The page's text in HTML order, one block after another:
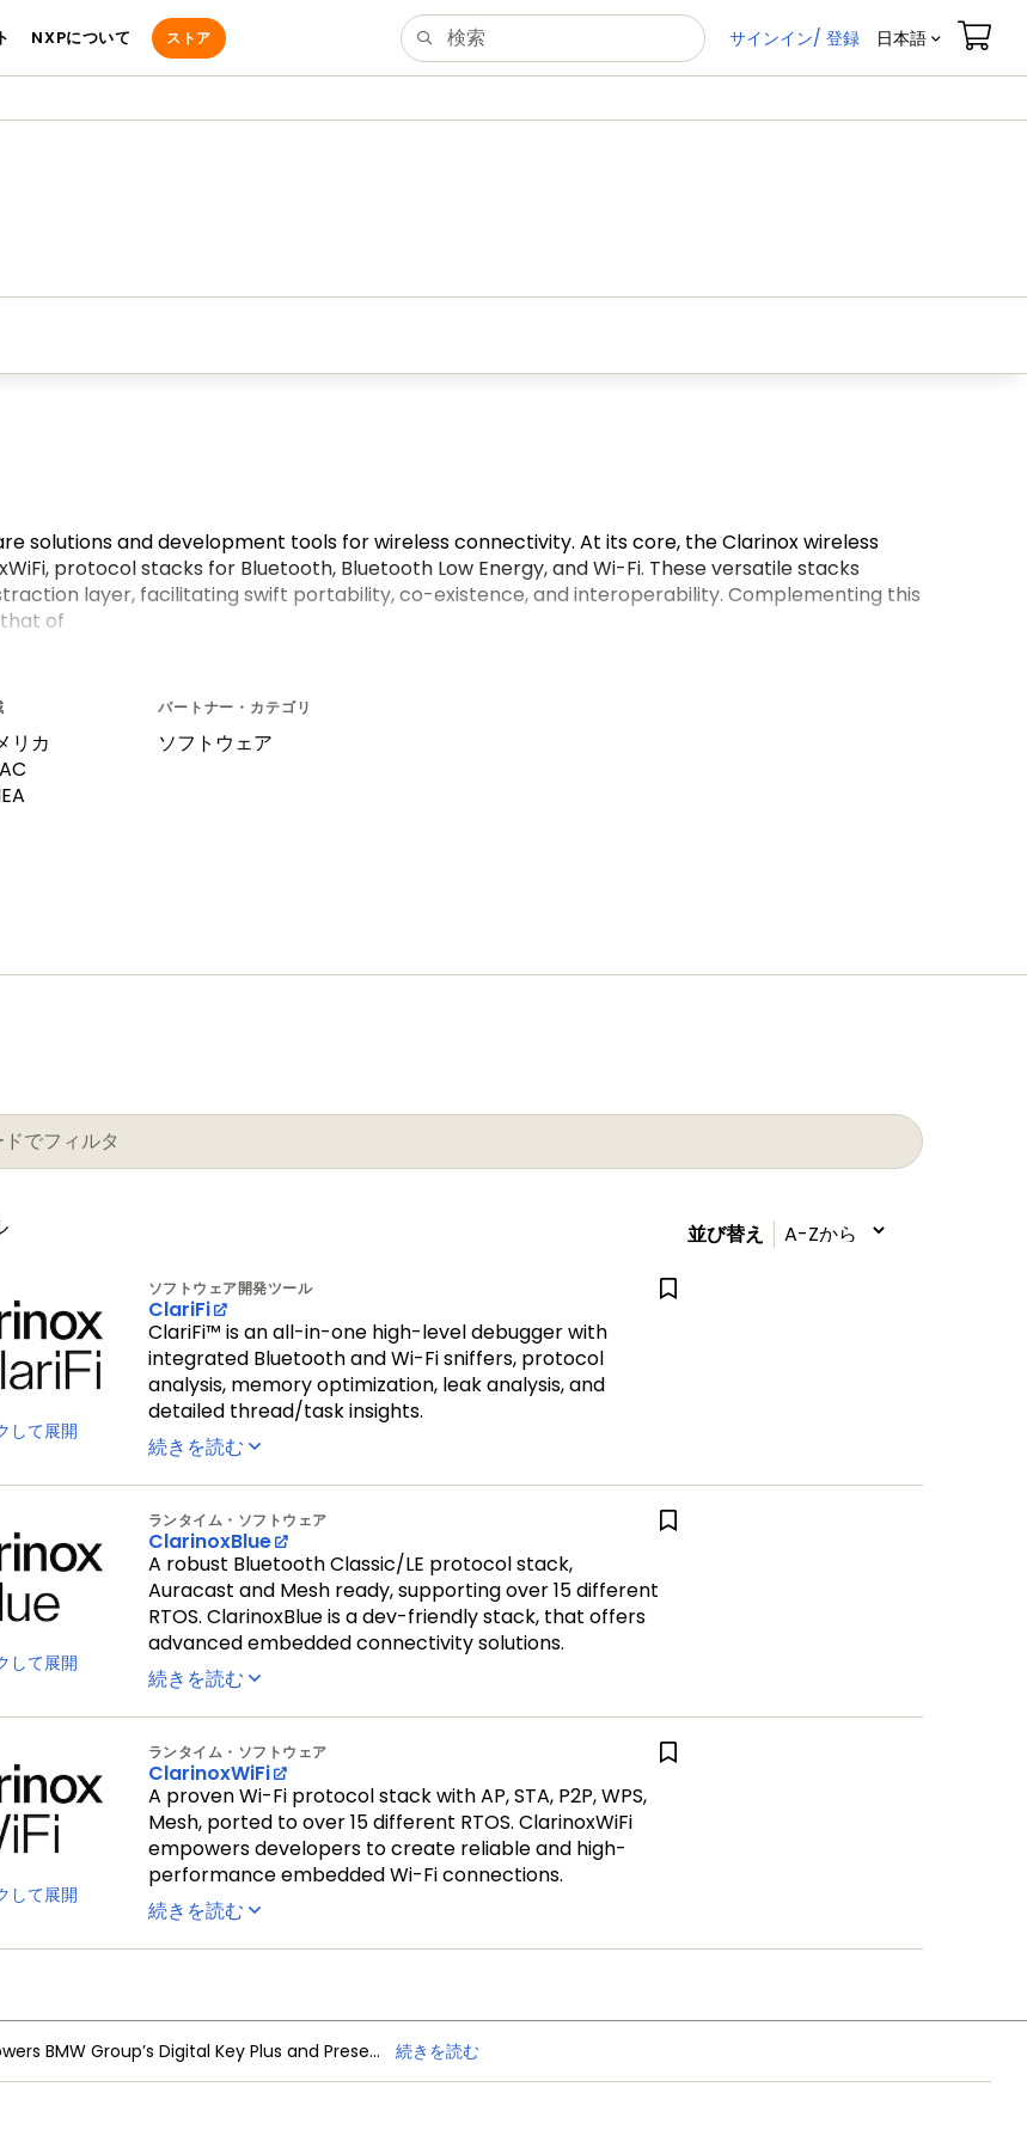
NXPについて ストア サインイン/ 登録 日本語
solutions and development tools for wireless connectivity. At its core, the Clarinox wireless
protocol stacks for Bluetooth, Bluetooth Low Energy, and Wi-Fi. These versatile stacks
layer, facilitating swift portability, co-existence, and interoperability. Complementing this
of
リカ
パートナー・カテゴリ
ソフトウェア
並び替え
して展開
ソフトウェア開発ツール
ClariFi
ClariFi™ is an all-in-one high-level debugger with
integrated Bluetooth and Wi-Fi sniffers, protocol
analysis, memory optimization, leak analysis, and
detailed thread/task insights.
続きを読む
して展開
ランタイム・ソフトウェア
ClarinoxBlue
A robust Bluetooth Classic/LE protocol stack,
Auracast and Mesh ready, supporting over 15 different
RTOS. ClarinoxBlue is a dev-friendly stack, that offers
advanced embedded connectivity solutions.
続きを読む
して展開
ランタイム・ソフトウェア
ClarinoxWiFi
A proven Wi-Fi protocol stack with AP, STA, P2P, WPS,
Mesh, ported to over 15 different RTOS. ClarinoxWiFi
empowers developers to create reliable and high-
performance embedded Wi-Fi connections.
続きを読む
NXP Trimension Ultra-Wideband Powers BMW Group’s Digital Key Plus and Presence Detection 続きを読む